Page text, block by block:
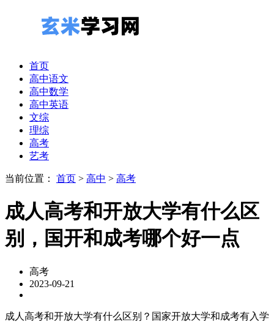
首页
高中语文
高中数学
高中英语
文综
理综
高考
艺考
当前位置： 首页 > 高中 > 高考
成人高考和开放大学有什么区
别，国开和成考哪个好一点
高考
2023-09-21
成人高考和开放大学有什么区别？国家开放大学和成考有入学